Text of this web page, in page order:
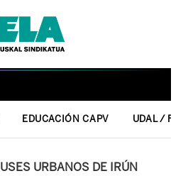
EDUCACIÓN CAPV UDAL /
URBANOS DE IRÚN